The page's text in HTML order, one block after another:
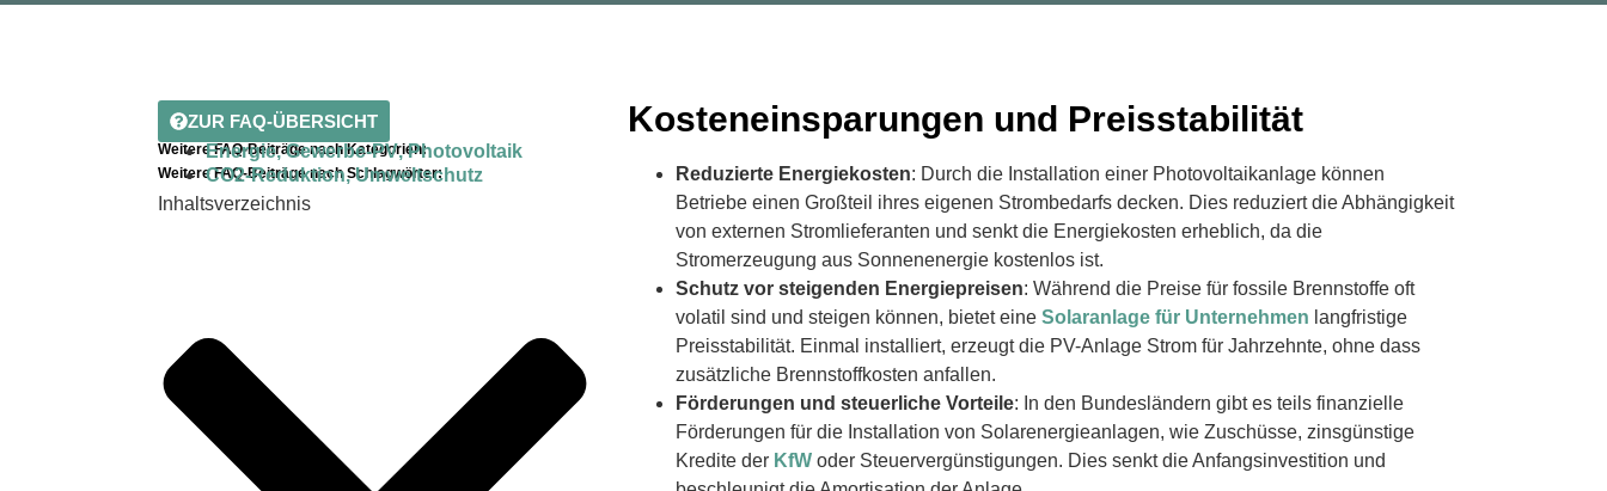
ZUR FAQ-ÜBERSICHT
Weitere FAQ-Beiträge nach Kategorien:
Energie,Gewerbe-PV,Photovoltaik
Weitere FAQ-Beiträge nach Schlagwörter:
CO2-Reduktion,Umweltschutz
Inhaltsverzeichnis
Kosteneinsparungen und Preisstabilität
Reduzierte Energiekosten: Durch die Installation einer Photovoltaikanlage können
Betriebe einen Großteil ihres eigenen Strombedarfs decken. Dies reduziert die Abhängigkeit
von externen Stromlieferanten und senkt die Energiekosten erheblich, da die
Stromerzeugung aus Sonnenenergie kostenlos ist.
Schutz vor steigenden Energiepreisen: Während die Preise für fossile Brennstoffe oft
volatil sind und steigen können, bietet eineSolaranlage für Unternehmen langfristige
Preisstabilität. Einmal installiert, erzeugt die PV-Anlage Strom für Jahrzehnte, ohne dass
zusätzliche Brennstoffkosten anfallen.
Förderungen und steuerliche Vorteile: In den Bundesländern gibt es teils finanzielle
Förderungen für die Installation von Solarenergieanlagen, wie Zuschüsse, zinsgünstige
Kredite der KfW oder Steuervergünstigungen. Dies senkt die Anfangsinvestition und